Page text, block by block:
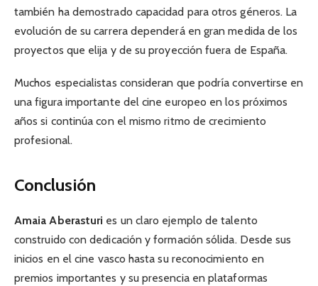
también ha demostrado capacidad para otros géneros. La
evolución de su carrera dependerá en gran medida de los
proyectos que elija y de su proyección fuera de España.
Muchos especialistas consideran que podría convertirse en
una figura importante del cine europeo en los próximos
años si continúa con el mismo ritmo de crecimiento
profesional.
Conclusión
Amaia Aberasturi es un claro ejemplo de talento
construido con dedicación y formación sólida. Desde sus
inicios en el cine vasco hasta su reconocimiento en
premios importantes y su presencia en plataformas